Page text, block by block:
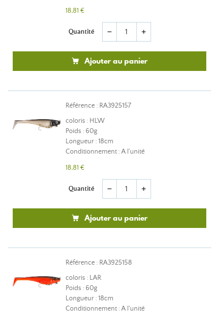
18,81 €
Quantité remove add
Ajouter au panier
Référence : RA3925157
coloris : HLW
Poids : 60g
Longueur : 18cm
Conditionnement : A l'unité
18,81 €
Quantité remove add
Ajouter au panier
Référence : RA3925158
coloris : LAR
Poids : 60g
Longueur : 18cm
Conditionnement : A l'unité